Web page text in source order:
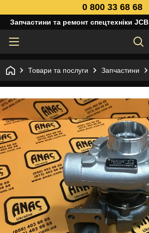
0 800 33 68 68
Запчастини та ремонт спецтехніки JCB
Товари та послуги Запчастини